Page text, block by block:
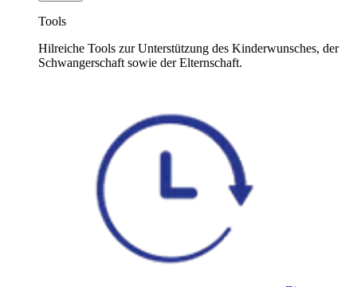
Tools
Hilreiche Tools zur Unterstützung des Kinderwunsches, der
Schwangerschaft sowie der Elternschaft.